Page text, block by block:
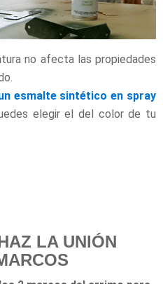
no afecta las propiedades
esmalte sintético en spray
elegir el del color de tu
LA UNIÓN